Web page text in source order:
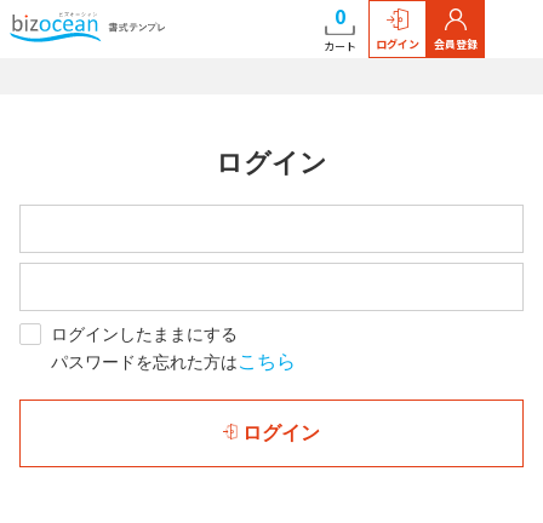
0
カート ログイン 会員登録
ログイン
ログインしたままにする
パスワードを忘れた方はこちら
ログイン